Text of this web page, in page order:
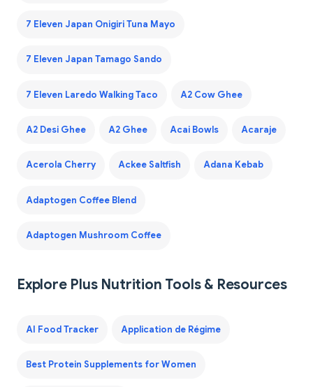
7 Eleven Japan Onigiri Tuna Mayo
7 Eleven Japan Tamago Sando
7 Eleven Laredo Walking Taco A2 Cow Ghee
A2 Desi Ghee A2 Ghee Acai Bowls Acaraje
Acerola Cherry Ackee Saltfish Adana Kebab
Adaptogen Coffee Blend
Adaptogen Mushroom Coffee
Explore Plus Nutrition Tools & Resources
AI Food Tracker Application de Régime
Best Protein Supplements for Women